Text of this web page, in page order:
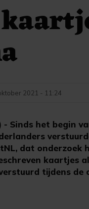
- Sinds het begin
dat onderzoek
kaartjes
tijdens
2021 - 11:24